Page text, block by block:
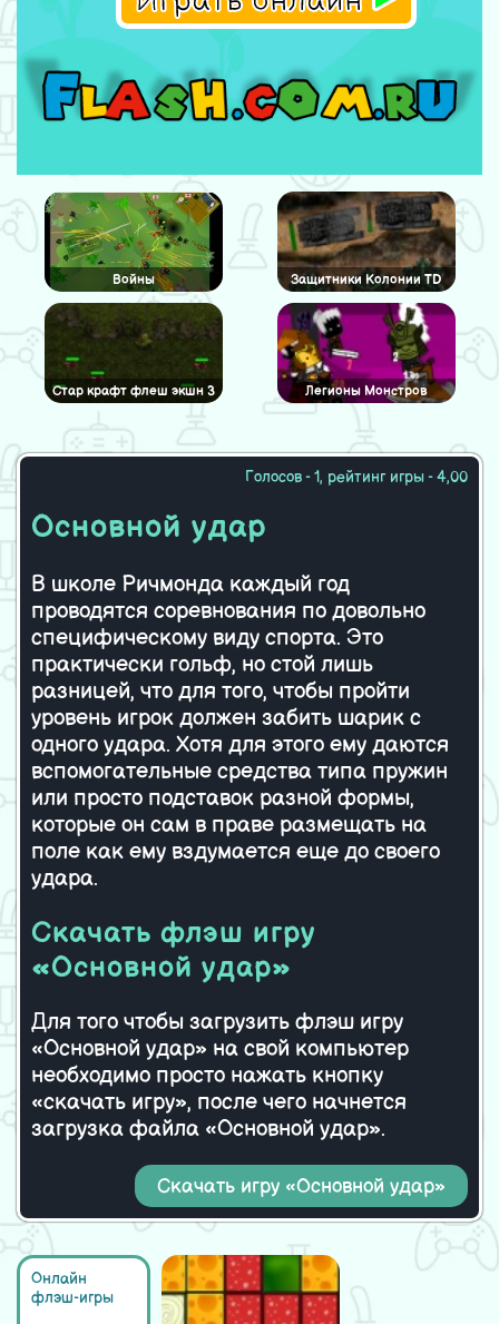
Онлайн
флэш-игры
Войны Защитники Колонии TD
Стар крафт флеш экшн 3 Легионы Монстров
Голосов - 1, рейтинг игры - 4,00
Основной удар
В школе Ричмонда каждый год
проводятся соревнования по довольно
специфическому виду спорта. Это
практически гольф, но стой лишь
разницей, что для того, чтобы пройти
уровень игрок должен забить шарик с
одного удара. Хотя для этого ему даются
вспомогательные средства типа пружин
или просто подставок разной формы,
которые он сам в праве размещать на
поле как ему вздумается еще до своего
удара.
Скачать флэш игру
«Основной удар»
Для того чтобы загрузить флэш игру
«Основной удар» на свой компьютер
необходимо просто нажать кнопку
«скачать игру», после чего начнется
загрузка файла «Основной удар».
Скачать игру «Основной удар»